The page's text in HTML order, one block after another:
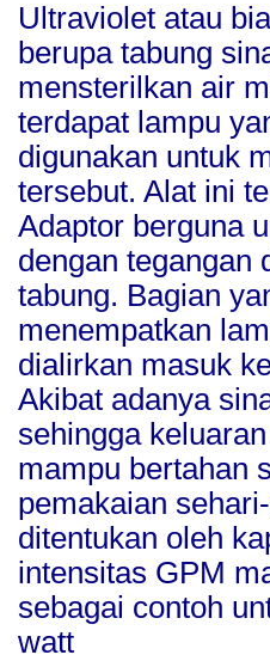
Ultraviolet atau
berupa tabung
mensterilkan air
terdapat lampu
digunakan untuk
tersebut. Alat ini
Adaptor berguna
dengan tegangan
tabung. Bagian
menempatkan
dialirkan masuk
Akibat adanya
sehingga
mampu bertahan
pemakaian
ditentukan oleh
intensitas GPM
sebagai contoh
watt